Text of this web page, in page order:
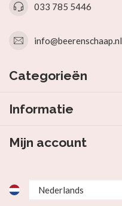
033 785 5446
info@beerenschaap.nl
Categorieën
Informatie
Mijn account